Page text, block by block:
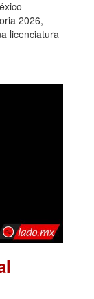
2026,
licenciatura